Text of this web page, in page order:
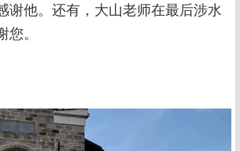
谢他。还有，大山老师在最后涉水
您。